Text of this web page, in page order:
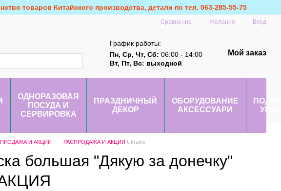
товаров Китайского производства, детали по тел. 063-285-55-75
Сравнение Желания Вход
График работы:
Пн, Ср, Чт, Сб: 06:00 - 14:00
Вт, Пт, Вс: выходной
Мой заказ
ОДНОРАЗОВАЯ
ПОСУДА И
СЕРВИРОВКА
ПРАЗДНИЧНЫЙ
ДЕКОР
ОБОРУДОВАНИЕ
АКСЕССУАРИ
И АКЦИИ РАСПРОДАЖА И АКЦИИ Ukraine
большая "Дякую за донечку"